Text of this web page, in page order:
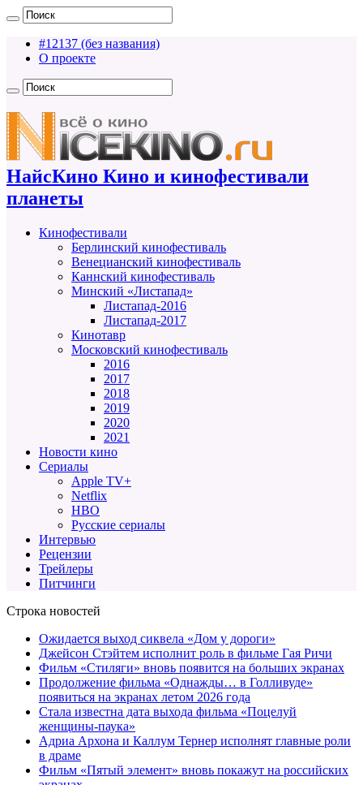
#12137 (без названия)
О проекте
НайсКино Кино и кинофестивали
планеты
Кинофестивали
Берлинский кинофестиваль
Венецианский кинофестиваль
Каннский кинофестиваль
Минский «Листапад»
Листапад-2016
Листапад-2017
Кинотавр
Московский кинофестиваль
2016
2017
2018
2019
2020
2021
Новости кино
Сериалы
Apple TV+
Netflix
HBO
Русские сериалы
Интервью
Рецензии
Трейлеры
Питчинги
Строка новостей
Ожидается выход сиквела «Дом у дороги»
Джейсон Стэйтем исполнит роль в фильме Гая Ричи
Фильм «Стиляги» вновь появится на больших экранах
Продолжение фильма «Однажды… в Голливуде»
появиться на экранах летом 2026 года
Стала известна дата выхода фильма «Поцелуй
женщины-паука»
Адриа Архона и Каллум Тернер исполнят главные роли
в драме
Фильм «Пятый элемент» вновь покажут на российских